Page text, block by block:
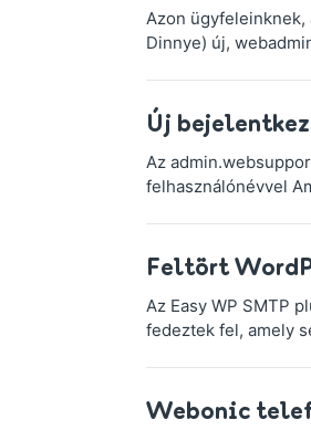
Azon ügyfeleinknek,
Dinnye) új,
Új
Az
felhasználónévvel
Feltört
Az Easy WP SMTP
fedeztek fel, amely
Webonic